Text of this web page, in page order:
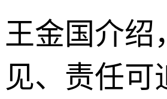
王金国介绍
见、责任